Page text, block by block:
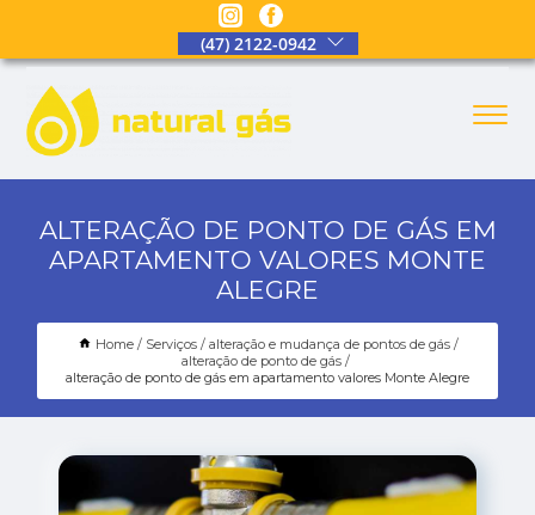
(47) 2122-0942
ALTERAÇÃO DE PONTO DE GÁS EM
APARTAMENTO VALORES MONTE
ALEGRE
Home Serviços
alteração e mudança de pontos de gás
alteração de ponto de gás
alteração de ponto de gás em apartamento valores Monte Alegre